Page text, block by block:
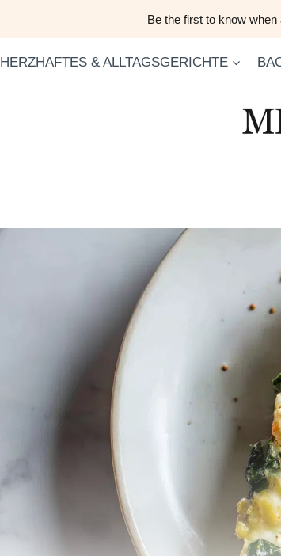
Be the first to know
HERZHAFTES & ALLTAGSGERICHTE